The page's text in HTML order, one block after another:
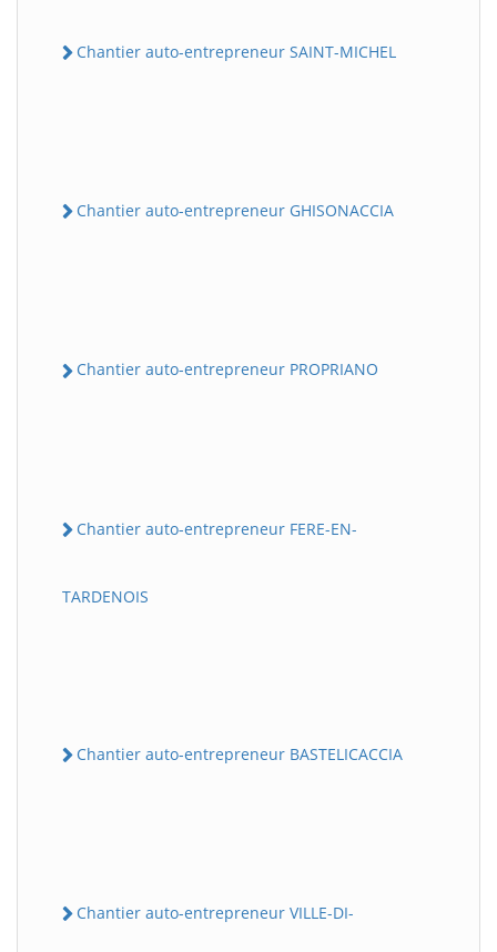
Chantier auto-entrepreneur SAINT-MICHEL
Chantier auto-entrepreneur GHISONACCIA
Chantier auto-entrepreneur PROPRIANO
Chantier auto-entrepreneur FERE-EN-
TARDENOIS
Chantier auto-entrepreneur BASTELICACCIA
Chantier auto-entrepreneur VILLE-DI-